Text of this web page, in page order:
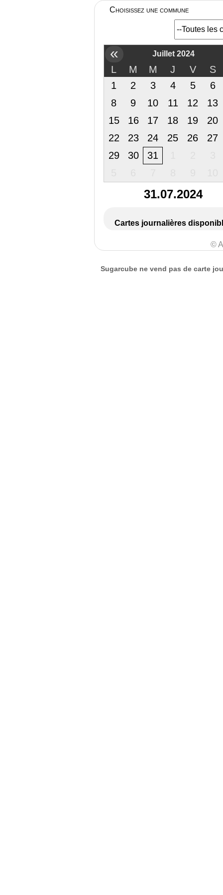
Choisissez une commune
« Juillet 2024
L M M J V
S
1
2 3 4 5
6
8
9 10 11 12
13
15
16 17 18 19
20
22
23 24 25 26
27
29
30 31
31.07.2024
Cartes journalières
©
Sugarcube ne vend pas de carte